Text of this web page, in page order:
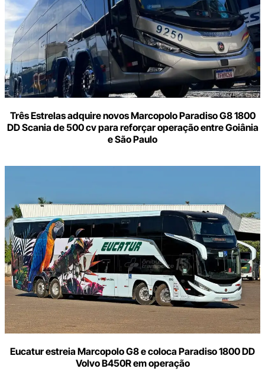
Três Estrelas adquire novos Marcopolo Paradiso G8 1800
DD Scania de 500 cv para reforçar operação entre Goiânia
e São Paulo
Eucatur estreia Marcopolo G8 e coloca Paradiso 1800 DD
Volvo B450R em operação